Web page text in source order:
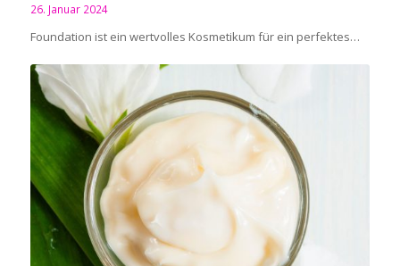
26. Januar 2024
Foundation ist ein wertvolles Kosmetikum für ein perfektes…